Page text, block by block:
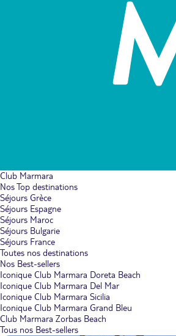
Club Marmara
Nos Top destinations
Séjours Grèce
Séjours Espagne
Séjours Maroc
Séjours Bulgarie
Séjours France
Toutes nos destinations
Nos Best-sellers
Iconique Club Marmara Doreta Beach
Iconique Club Marmara Del Mar
Iconique Club Marmara Sicilia
Iconique Club Marmara Grand Bleu
Club Marmara Zorbas Beach
Tous nos Best-sellers